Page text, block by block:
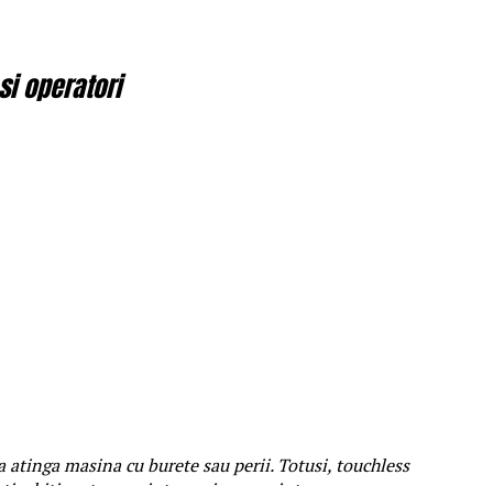
operatori
masina cu burete sau perii. Totusi, touchless